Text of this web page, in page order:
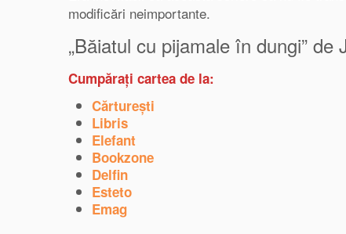
modificări neimportante.
„Băiatul cu pijamale în dungi”
Cumpărați cartea de la:
Cărturești
Libris
Elefant
Bookzone
Delfin
Esteto
Emag